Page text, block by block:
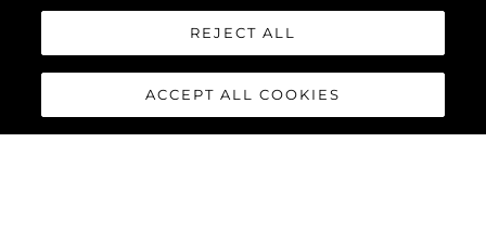
REJECT ALL
ACCEPT ALL COOKIES